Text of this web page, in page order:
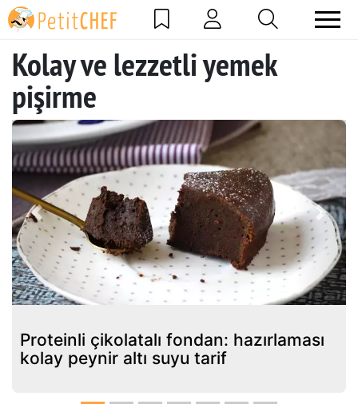
Kolay ve lezzetli yemek
pişirme
Proteinli çikolatalı fondan: hazırlaması
kolay peynir altı suyu tarif
Previous Next